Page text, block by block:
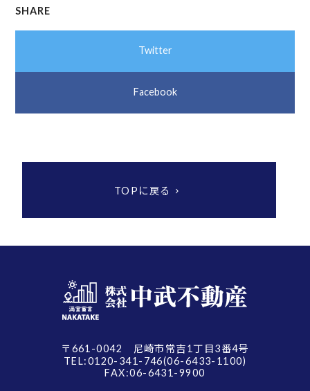
SHARE
Twitter
Facebook
TOPに戻る
〒661-0042 尼崎市常吉1丁目3番4号
TEL:0120-341-746(06-6433-1100)
FAX:06-6431-9900